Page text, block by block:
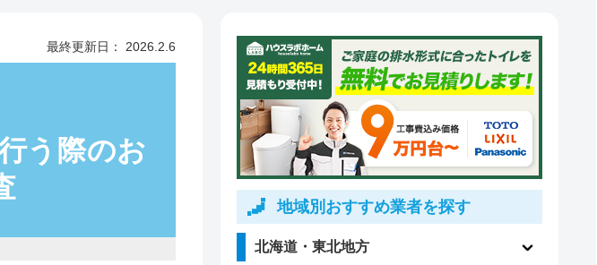
最終更新日： 2026.2.6
う際のお
地域別おすすめ業者を探す
北海道・東北地方